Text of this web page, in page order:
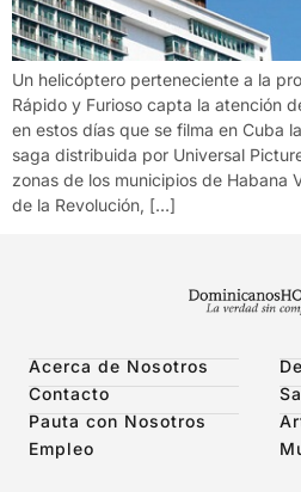
Un helicóptero perteneciente a la
Rápido y Furioso capta la atención
en estos días que se filma en Cuba
saga distribuida por Universal
zonas de los municipios de Habana
de la Revolución, […]
Acerca de Nosotros
Contacto
Pauta con Nosotros
Empleo